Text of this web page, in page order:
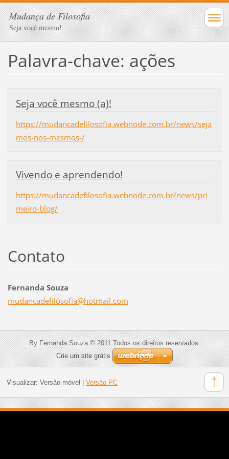
Mudança de Filosofia
Seja você mesmo!
Palavra-chave: ações
Seja você mesmo (a)!
https://mudancadefilosofia.webnode.com.br/news/seja
mos-nos-mesmos-/
Vivendo e aprendendo!
https://mudancadefilosofia.webnode.com.br/news/pri
meiro-blog/
Contato
Fernanda Souza
mudancadefilosofia@hotmail.com
By Fernanda Souza © 2011 Todos os direitos reservados.
Crie um site grátis
Visualizar: Versão móvel Versão PC